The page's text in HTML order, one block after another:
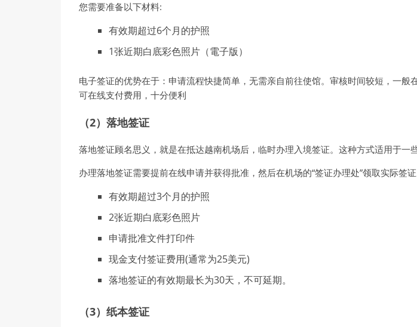
您需要准备以下材料:
有效期超过6个月的护照
1张近期白底彩色照片（電子版）
电子签证的优势在于：申请流程快捷简单，无需亲自前往使馆。审核时间较短，一般
可在线支付费用，十分便利
（2）落地签证
落地签证顾名思义，就是在抵达越南机场后，临时办理入境签证。这种方式适用于一
办理落地签证需要提前在线申请并获得批准，然后在机场的“签证办理处”领取实际签
有效期超过3个月的护照
2张近期白底彩色照片
申请批准文件打印件
现金支付签证费用(通常为25美元)
落地签证的有效期最长为30天，不可延期。
（3）纸本签证